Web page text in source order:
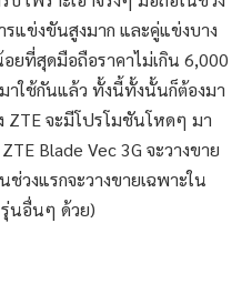
แข่งขันสูงมาก และคู่แข่งบาง
ยที่สุดมือถือราคาไม่เกิน 6,000
ใช้กันแล้ว ทั้งนี้ทั้งนั้นก็ต้องมา
ZTE จะมีโปรโมชันโหดๆ มา
Blade Vec 3G จะวางขาย
วงแรกจะวางขายเฉพาะใน
นอื่นๆ ด้วย)